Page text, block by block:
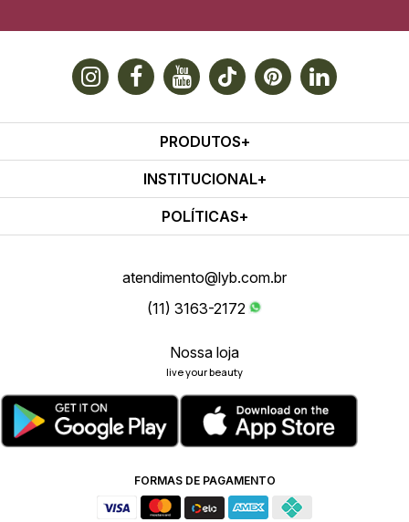
PRODUTOS
INSTITUCIONAL
POLÍTICAS
atendimento@lyb.com.br
(11) 3163-2172
Nossa loja
live your beauty
FORMAS DE PAGAMENTO